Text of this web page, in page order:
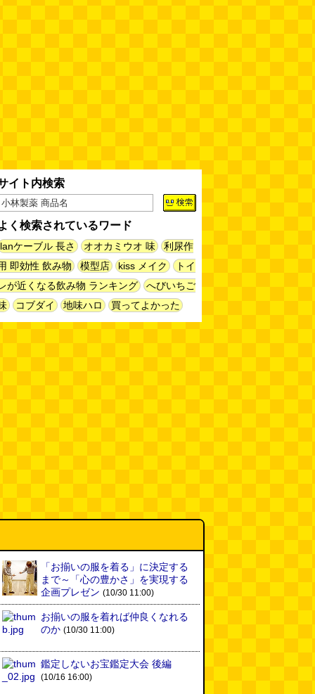
イト内検索
く検索されているワード
lanケーブル 長さ オオカミウオ 味
利尿作
即効性 飲み物
模型店 kiss メイク
トイ
が近くなる飲み物 ランキング
へびいちご
コブダイ 地味ハロ 買ってよかった
「お揃いの服を着る」に決定する
まで～「心の豊かさ」を実現する
企画プレゼン (10/30 11:00)
お揃いの服を着れば仲良くなれる
のか (10/30 11:00)
鑑定しないお宝鑑定大会 後編
(10/16 16:00)